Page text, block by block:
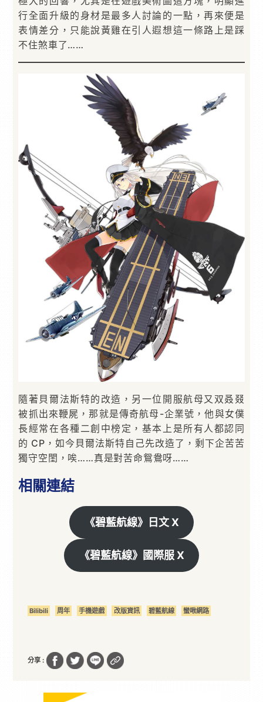
行全面升級的身材是最多人討論的一點，再來便是
表情差分，只能說黃雞在引人遐想這一條路上是踩
不住煞車了……
隨著貝爾法斯特的改造，另一位開服航母又双叒叕
被抓出來鞭屍，那就是傳奇航母-企業號，他與女僕
長經常在各種二創中榜定，基本上是所有人都認同
的 CP，如今貝爾法斯特自己先改造了，剩下企苦苦
獨守空閨，唉……真是對苦命鴛鴦呀……
相關連結
《碧藍航線》日文 X
《碧藍航線》國際服 X
Bilibili 周年 手機遊戲 改版資訊 碧藍航線 蠻啾網路
分享 :